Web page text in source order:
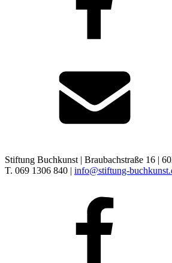
Stiftung Buchkunst | Braubachstraße 16 |
T. 069 1306 840 | info@stiftung-